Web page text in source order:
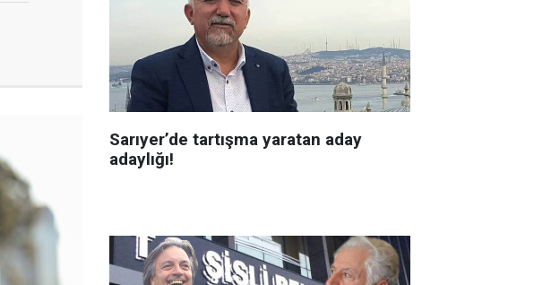
Sarıyer’de tartışma yaratan aday
adaylığı!